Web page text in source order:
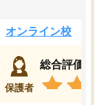
オンライン校
保護者
総合評価